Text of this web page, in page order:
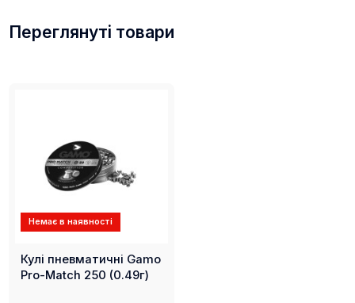
Переглянуті товари
Немає в наявності
Кулі пневматичні Gamo
Pro-Match 250 (0.49г)